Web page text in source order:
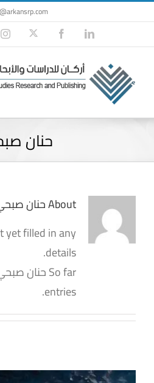
Skip
to
content
LinkedIn
Facebook
Twitter
حنان
Aboutحنان
yet filled in any
details.
entries.